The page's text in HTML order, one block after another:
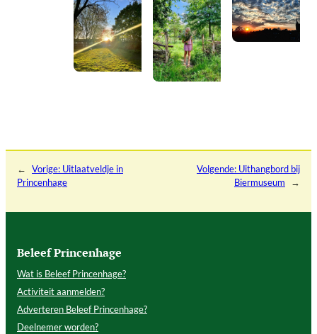
← Vorige: Uitlaatveldje in
Princenhage
Volgende: Uithangbord bij
Biermuseum
→
Beleef Princenhage
Wat is Beleef Princenhage?
Activiteit aanmelden?
Adverteren Beleef Princenhage?
Deelnemer worden?